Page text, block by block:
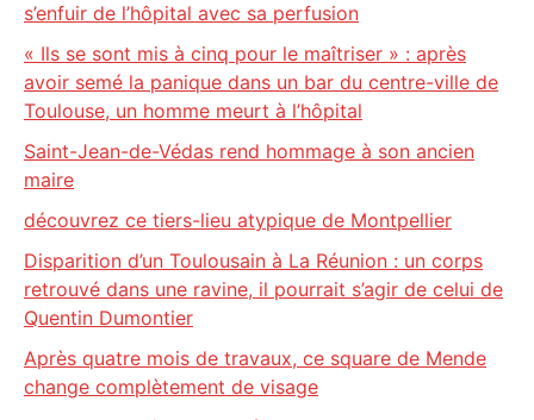
s’enfuir de l’hôpital avec sa perfusion
« Ils se sont mis à cinq pour le maîtriser » : après
avoir semé la panique dans un bar du centre-ville de
Toulouse, un homme meurt à l’hôpital
Saint-Jean-de-Védas rend hommage à son ancien
maire
découvrez ce tiers-lieu atypique de Montpellier
Disparition d’un Toulousain à La Réunion : un corps
retrouvé dans une ravine, il pourrait s’agir de celui de
Quentin Dumontier
Après quatre mois de travaux, ce square de Mende
change complètement de visage